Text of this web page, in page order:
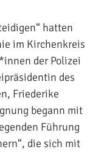
hatten
im Kirchenkreis
der Polizei
des
Friederike
begann mit
Führung
die sich mit